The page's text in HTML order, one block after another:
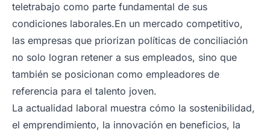
teletrabajo como parte fundamental de sus
condiciones laborales.En un mercado competitivo,
las empresas que priorizan políticas de conciliación
no solo logran retener a sus empleados, sino que
también se posicionan como empleadores de
referencia para el talento joven.
La actualidad laboral muestra cómo la sostenibilidad,
el emprendimiento, la innovación en beneficios, la